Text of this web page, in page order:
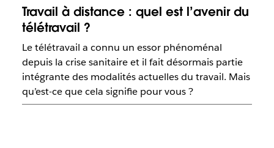
Travail à distance : quel est l’avenir du
télétravail ?
Le télétravail a connu un essor phénoménal
depuis la crise sanitaire et il fait désormais partie
intégrante des modalités actuelles du travail. Mais
qu’est-ce que cela signifie pour vous ?